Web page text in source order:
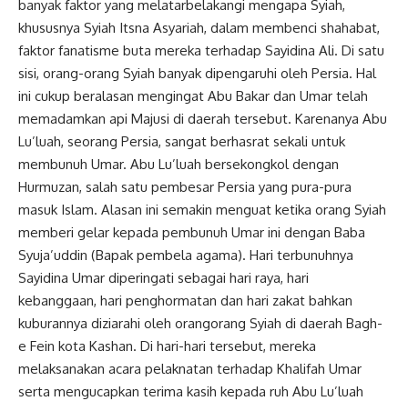
banyak faktor yang melatarbelakangi mengapa Syiah,
khususnya Syiah Itsna Asyariah, dalam membenci shahabat,
faktor fanatisme buta mereka terhadap Sayidina Ali. Di satu
sisi, orang-orang Syiah banyak dipengaruhi oleh Persia. Hal
ini cukup beralasan mengingat Abu Bakar dan Umar telah
memadamkan api Majusi di daerah tersebut. Karenanya Abu
Lu’luah, seorang Persia, sangat berhasrat sekali untuk
membunuh Umar. Abu Lu’luah bersekongkol dengan
Hurmuzan, salah satu pembesar Persia yang pura-pura
masuk Islam. Alasan ini semakin menguat ketika orang Syiah
memberi gelar kepada pembunuh Umar ini dengan Baba
Syuja’uddin (Bapak pembela agama). Hari terbunuhnya
Sayidina Umar diperingati sebagai hari raya, hari
kebanggaan, hari penghormatan dan hari zakat bahkan
kuburannya diziarahi oleh orangorang Syiah di daerah Bagh-
e Fein kota Kashan. Di hari-hari tersebut, mereka
melaksanakan acara pelaknatan terhadap Khalifah Umar
serta mengucapkan terima kasih kepada ruh Abu Lu’luah